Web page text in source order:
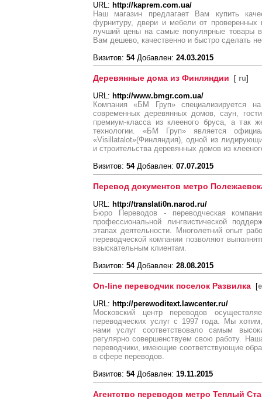
URL: http://kaprem.com.ua/
Наш магазин предлагает Вам купить
фурнитуру, двери и мебели от
лучший цены на самые популярные товары в
Вам дешево, качественно и быстро сделать
Визитов: 54Добавлен: 24.03.2015
Деревянные дома из Финляндии [ ru]
URL: http://www.bmgr.com.ua/
Компания «БМ Груп» специализируется на
современных деревянных домов, саун,
премиум-класса из клееного бруса, а так
технологии. «БМ Груп» является
«Visillatalot»(Финляндия), одной из
и строительства деревянных домов из
Визитов: 54Добавлен: 07.07.2015
Перевод документов метро
URL: http://translati0n.narod.ru/
Бюро Переводов - переводческая
профессиональной лингвистической
этапах деятельности. Многолетний опыт
переводческой компании позволяют
взыскательным клиентам.
Визитов: 54Добавлен: 28.08.2015
On-line переводчик поселок Развилка [
URL: http://perewoditext.lawcenter.ru/
Московский центр переводов
переводческих услуг с 1997 года. Мы
нами услуг соответствовало самым
регулярно совершенствуем свою работу.
переводчики, имеющие соответствующие
в сфере переводов.
Визитов: 54Добавлен: 19.11.2015
Агентство переводов метро Теплый